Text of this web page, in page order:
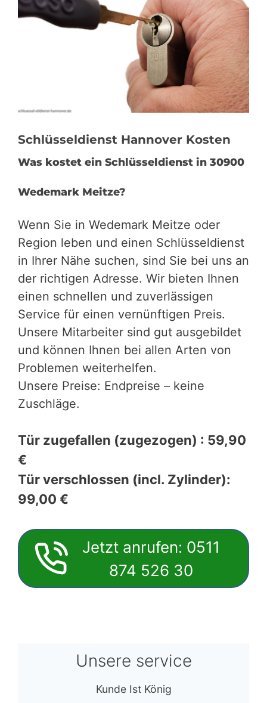
Schlüsseldienst Hannover Kosten
Was kostet ein Schlüsseldienst in 30900
Wedemark Meitze?
Wenn Sie in Wedemark Meitze oder
Region leben und einen Schlüsseldienst
in Ihrer Nähe suchen, sind Sie bei uns an
der richtigen Adresse. Wir bieten Ihnen
einen schnellen und zuverlässigen
Service für einen vernünftigen Preis.
Unsere Mitarbeiter sind gut ausgebildet
und können Ihnen bei allen Arten von
Problemen weiterhelfen.
Unsere Preise: Endpreise – keine
Zuschläge.
Tür zugefallen (zugezogen) : 59,90
€
Tür verschlossen (incl. Zylinder):
99,00 €
Jetzt anrufen: 0511
874 526 30
Unsere service
Kunde Ist König